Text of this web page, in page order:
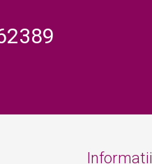
Informatii